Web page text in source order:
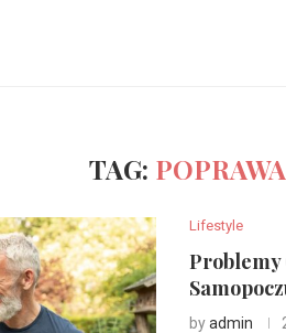
TAG: POPRAWA
Lifestyle
Problemy
byadmin